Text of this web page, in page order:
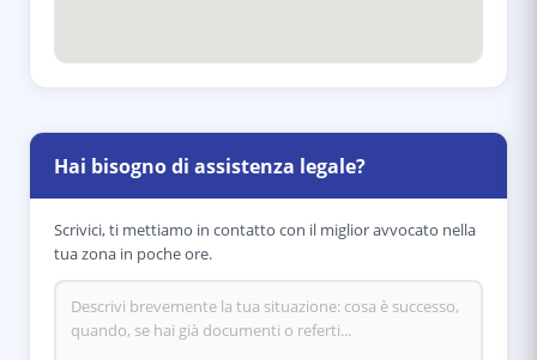
Hai bisogno di assistenza legale?
Scrivici, ti mettiamo in contatto con il miglior avvocato nella
tua zona in poche ore.